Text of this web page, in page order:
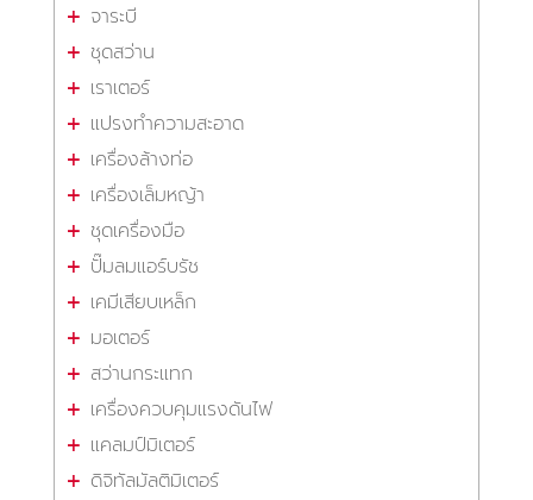
จาระบี
ชุดสว่าน
เราเตอร์
แปรงทำความสะอาด
เครื่องล้างท่อ
เครื่องเล็มหญ้า
ชุดเครื่องมือ
ปั๊มลมแอร์บรัช
เคมีเสียบเหล็ก
มอเตอร์
สว่านกระแทก
เครื่องควบคุมแรงดันไฟ
แคลมป์มิเตอร์
ดิจิทัลมัลติมิเตอร์